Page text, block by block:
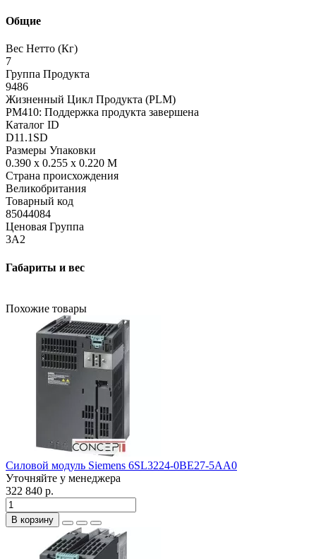
Общие
Вес Нетто (Кг)
7
Группа Продукта
9486
Жизненный Цикл Продукта (PLM)
PM410: Поддержка продукта завершена
Каталог ID
D11.1SD
Размеры Упаковки
0.390 x 0.255 x 0.220 M
Страна происхождения
Великобритания
Товарный код
85044084
Ценовая Группа
3A2
Габариты и вес
Похожие товары
Силовой модуль Siemens 6SL3224-0BE27-5AA0
Уточняйте у менеджера
322 840 р.
В корзину